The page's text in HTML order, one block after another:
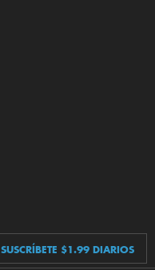
SUSCRÍBETE $1.99 DIARIOS